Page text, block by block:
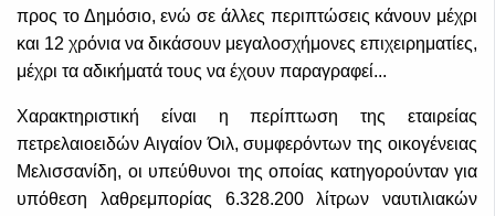
προς το Δημόσιο, ενώ σε άλλες περιπτώσεις κάνουν μέχρι
και 12 χρόνια να δικάσουν μεγαλοσχήμονες επιχειρηματίες,
μέχρι τα αδικήματά τους να έχουν παραγραφεί...
Χαρακτηριστική είναι η περίπτωση της εταιρείας
πετρελαιοειδών Αιγαίον Όιλ, συμφερόντων της οικογένειας
Μελισσανίδη, οι υπεύθυνοι της οποίας κατηγορούνταν για
υπόθεση λαθρεμπορίας 6.328.200 λίτρων ναυτιλιακών